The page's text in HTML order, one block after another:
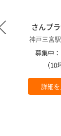
さんプ
神戸三宮
募集中：
（10
詳細